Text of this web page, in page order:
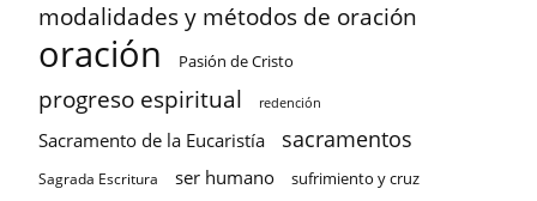
modalidades y métodos de oración
oración Pasión de Cristo
progreso espiritual redención
Sacramento de la Eucaristía sacramentos
Sagrada Escritura ser humano sufrimiento y cruz